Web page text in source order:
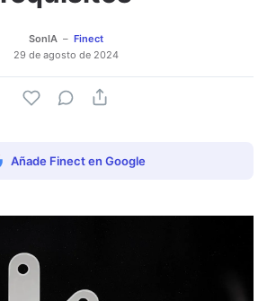
SonIA
Finect
29 de agosto de 2024
Añade Finect en Google